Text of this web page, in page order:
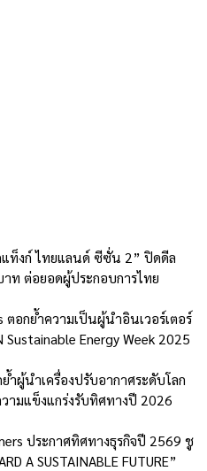
แท็งก์ ไทยแลนด์ ซีซั่น 2” ปิดดีล
ท ต่อยอดผู้ประกอบการไทย
อกย้ำความเป็นผู้นำอินเวอร์เตอร์
Energy Week 2025
ำผู้นำเครื่องปรับอากาศระดับโลก
ามแข็งแกร่งรับทิศทางปี 2026
ประกาศทิศทางธุรกิจปี 2569 ชู
A SUSTAINABLE FUTURE”